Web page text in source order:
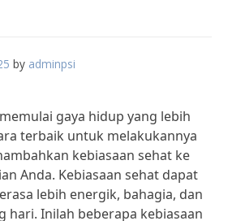
by adminpsi
gaya hidup yang lebih
terbaik untuk melakukannya
kebiasaan sehat ke
Anda. Kebiasaan sehat dapat
lebih energik, bahagia, dan
hari. Inilah beberapa kebiasaan